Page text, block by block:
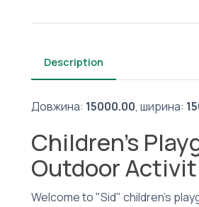
Description
Довжина: 15000.00, ширина:
Children's
Outdoor
Welcome to "Sid" children's